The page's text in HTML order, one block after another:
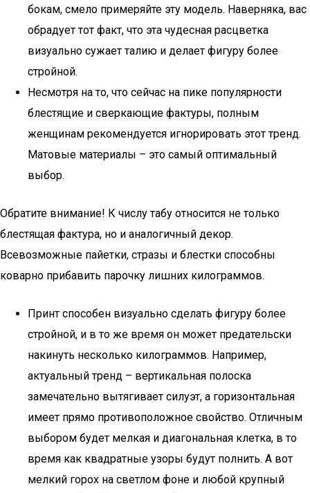
бокам, смело примеряйте эту модель. Наверняка, вас
обрадует тот факт, что эта чудесная расцветка
визуально сужает талию и делает фигуру более
стройной.
Несмотря на то, что сейчас на пике популярности
блестящие и сверкающие фактуры, полным
женщинам рекомендуется игнорировать этот тренд.
Матовые материалы – это самый оптимальный
выбор.
Обратите внимание! К числу табу относится не только
блестящая фактура, но и аналогичный декор.
Всевозможные пайетки, стразы и блестки способны
коварно прибавить парочку лишних килограммов.
Принт способен визуально сделать фигуру более
стройной, и в то же время он может предательски
накинуть несколько килограммов. Например,
актуальный тренд – вертикальная полоска
замечательно вытягивает силуэт, а горизонтальная
имеет прямо противоположное свойство. Отличным
выбором будет мелкая и диагональная клетка, в то
время как квадратные узоры будут полнить. А вот
мелкий горох на светлом фоне и любой крупный